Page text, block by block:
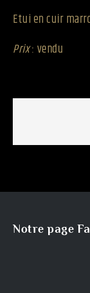
Etui en cuir
Prix: vendu
de
Notre page